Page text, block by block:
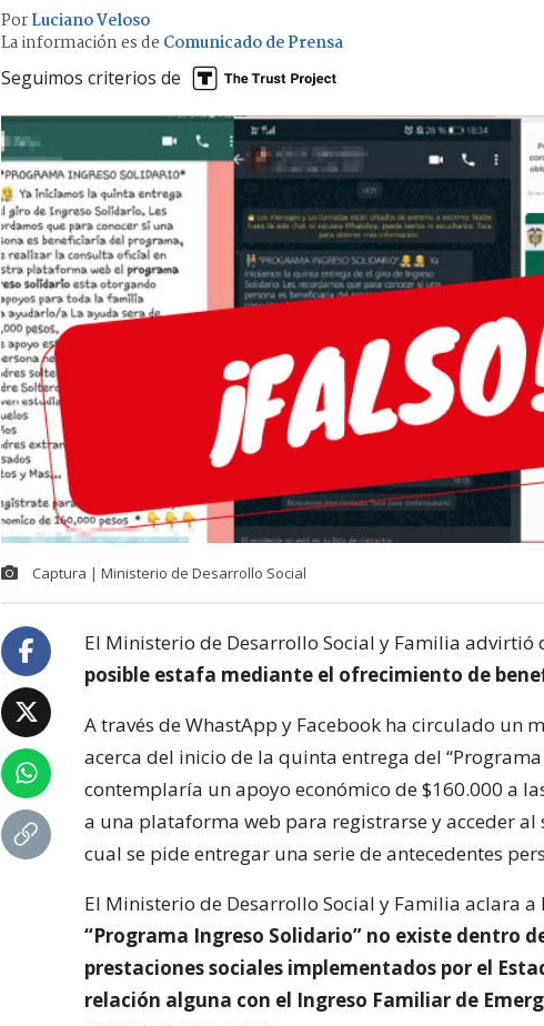
PorLuciano Veloso
La información es de Comunicado de Prensa
Seguimos criterios de
Captura | Ministerio de Desarrollo Social
El Ministerio de Desarrollo Social y Familia advirtió
posible estafa mediante el ofrecimiento de
A través de WhastApp y Facebook ha circulado un
acerca del inicio de la quinta entrega del
contemplaría un apoyo económico de $160.000 a
a una plataforma web para registrarse y acceder
cual se pide entregar una serie de antecedentes
El Ministerio de Desarrollo Social y Familia aclara
“Programa Ingreso Solidario” no existe dentro
prestaciones sociales implementados por el
relación alguna con el Ingreso Familiar de